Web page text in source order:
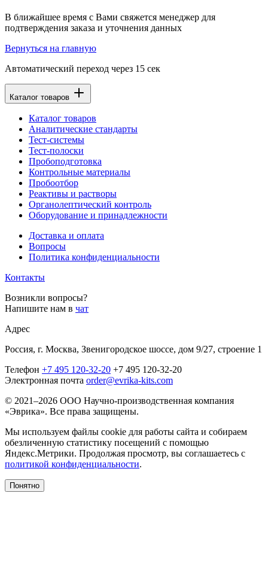
В ближайшее время с Вами свяжется менеджер для
подтверждения заказа и уточнения данных
Вернуться на главную
Автоматический переход через 15 сек
Каталог товаров
Каталог товаров
Аналитические стандарты
Тест-системы
Тест-полоски
Пробоподготовка
Контрольные материалы
Пробоотбор
Реактивы и растворы
Органолептический контроль
Оборудование и принадлежности
Доставка и оплата
Вопросы
Политика конфиденциальности
Контакты
Возникли вопросы?
Напишите нам в чат
Адрес
Россия, г. Москва, Звенигородское шоссе, дом 9/27, строение 1
Телефон +7 495 120-32-20 +7 495 120-32-20
Электронная почта order@evrika-kits.com
© 2021–2026 ООО Научно-производственная компания
«Эврика». Все права защищены.
Мы используем файлы cookie для работы сайта и собираем
обезличенную статистику посещений с помощью
Яндекс.Метрики. Продолжая просмотр, вы соглашаетесь с
политикой конфиденциальности.
Понятно